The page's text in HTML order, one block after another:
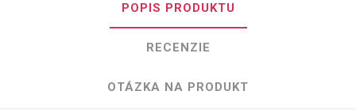
POPIS PRODUKTU
RECENZIE
OTÁZKA NA PRODUKT